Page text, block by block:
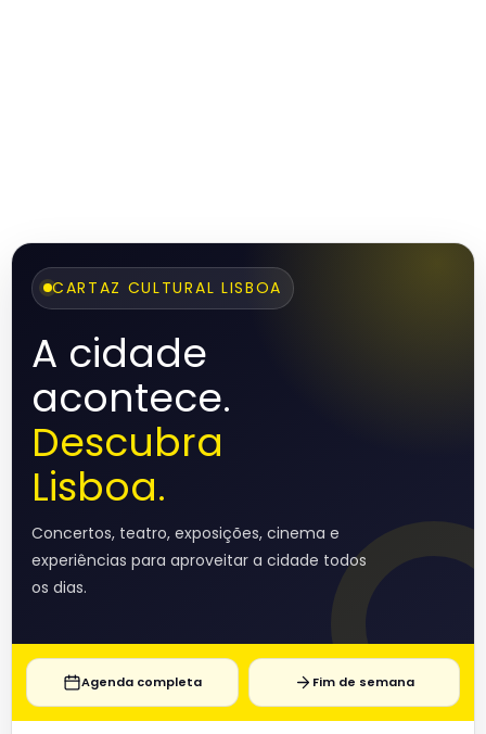
CARTAZ CULTURAL LISBOA
A cidade
acontece.
Descubra
Lisboa.
Concertos, teatro, exposições, cinema e
experiências para aproveitar a cidade todos
os dias.
Agenda completa Fim de semana